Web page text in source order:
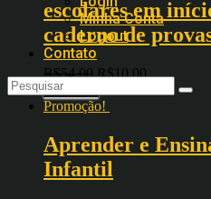
Minha Conta
Logout
Contato
escolares em
caderno de
R$54,00 R$10,00
Leia mais
Promoção!
Aprender e
Infantil